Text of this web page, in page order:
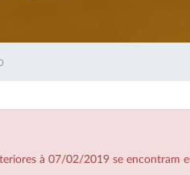
à 07/02/2019 se encontram